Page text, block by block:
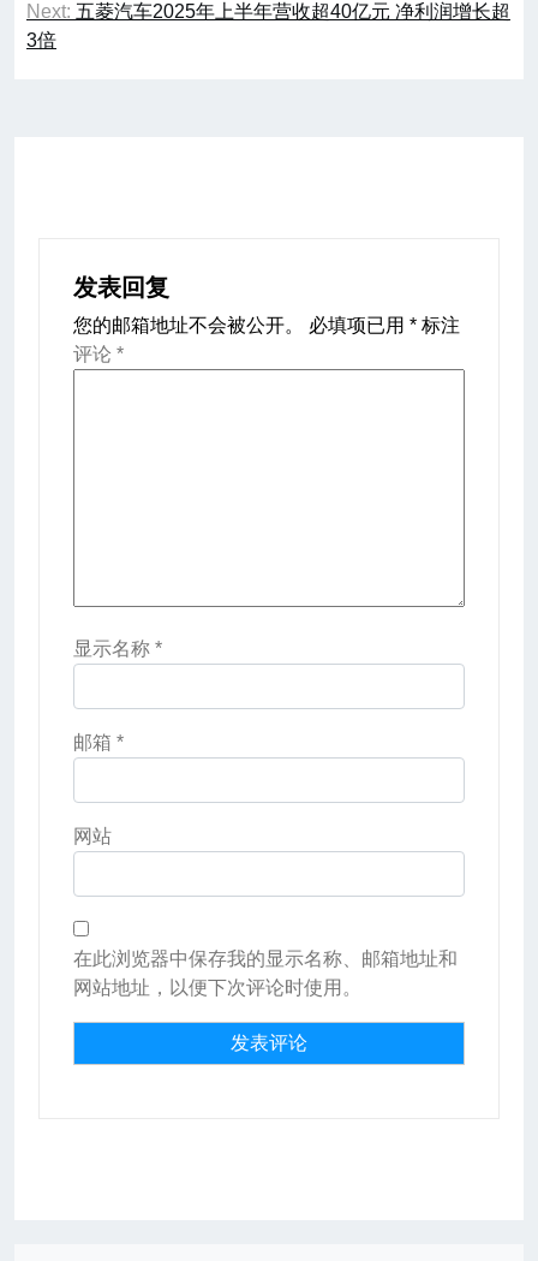
导
Next: 五菱汽车2025年上半年营收超40亿元 净利润增长超
3倍
发表回复
您的邮箱地址不会被公开。 必填项已用 * 标注
评论 *
显示名称 *
邮箱 *
网站
在此浏览器中保存我的显示名称、邮箱地址和
网站地址，以便下次评论时使用。